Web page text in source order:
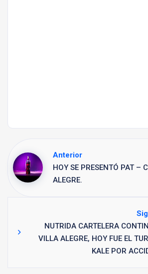
Anterior
HOY SE PRESENTÓ PAT –
ALEGRE.
NUTRIDA CARTELERA
VILLA ALEGRE, HOY FUE EL
KALE POR